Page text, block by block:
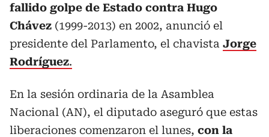
fallido golpe de Estado contra Hugo
Chávez (1999-2013) en 2002, anunció el
presidente del Parlamento, el chavista Jorge
Rodríguez.
En la sesión ordinaria de la Asamblea
Nacional (AN), el diputado aseguró que estas
liberaciones comenzaron el lunes, con la